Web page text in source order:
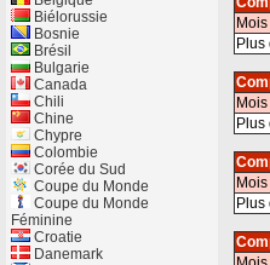
Plus
Plus
Plus
Biélorussie
Bosnie
Brésil
Bulgarie
Canada
Chili
Chine
Chypre
Colombie
Corée du Sud
Coupe du Monde
Coupe du Monde
Féminine
Croatie
Danemark